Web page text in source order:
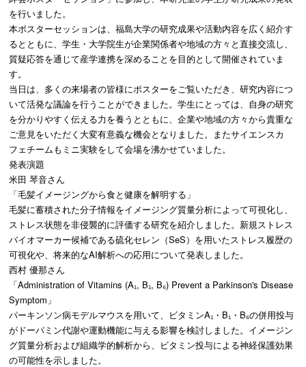
を行いました。
本ポスターセッションは、福島大学の研究成果や活動内容を広く紹介す
るとともに、学生・大学院生が企業関係者や地域の方々と直接交流し、
質疑応答を通じて産学連携を深めることを目的として開催されていま
す。
当日は、多くの来場者の皆様にポスターをご覧いただき、研究内容につ
いて活発な議論を行うことができました。学生にとっては、自身の研究
を分かりやすく伝える力を養うとともに、企業や地域の方々から貴重な
ご意見をいただく大変有意義な機会となりました。またサイエンスカ
フェチームもミニ実験をして会場を沸かせていました。
発表演題
米田 琴音さん
「毛髪イメージングから食と健康を解明する」
毛髪に蓄積された分子情報をイメージング質量分析によって可視化し、
ストレス状態を非侵襲的に評価する研究を紹介しました。新規ストレス
バイオマーカー候補である硫化セレン（SeS）を用いたストレス履歴の
可視化や、将来的なAI解析への応用について発表しました。
西村 優那さん
「Administration of Vitamins (A₁, B₁, B₆) Prevent a Parkinson's Disease
Symptom」
パーキンソン病モデルマウスを用いて、ビタミンA₁・B₁・B₆の併用投与
がドーパミン代謝や運動機能に与える影響を検討しました。イメージン
グ質量分析および組織学的解析から、ビタミン投与による神経保護効果
の可能性を示しました。